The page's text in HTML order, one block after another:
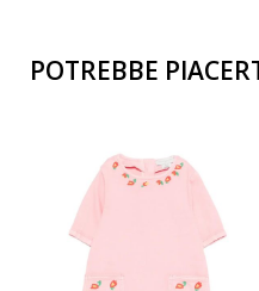
POTREBBE